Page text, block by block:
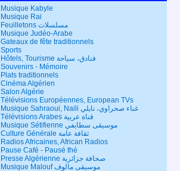
Musique Kabyle
Musique Rai
Feuilletons مسلسلات
Musique Judéo-Arabe
Gateaux de fête traditionnels
Sports
Hôtels, Tourisme فنادق، سياحة
Souvenirs - Mémoire
Plats traditionnels
Cinéma Algérien
Salon Algérie
Télévisions Européennes, European TVs
Musique Sahraoui, Naili غناء صحراوي، نايلي
Télévisions Arabes قناة عربية
Musique Sétifienne موسيقى سطايفي
Culture Générale ثقافة عامة
Radios Africaines, African Radios
Pause Café - Pausé thé
Presse Algérienne صحافة جزائرية
Musique Malouf موسيقى مالوف